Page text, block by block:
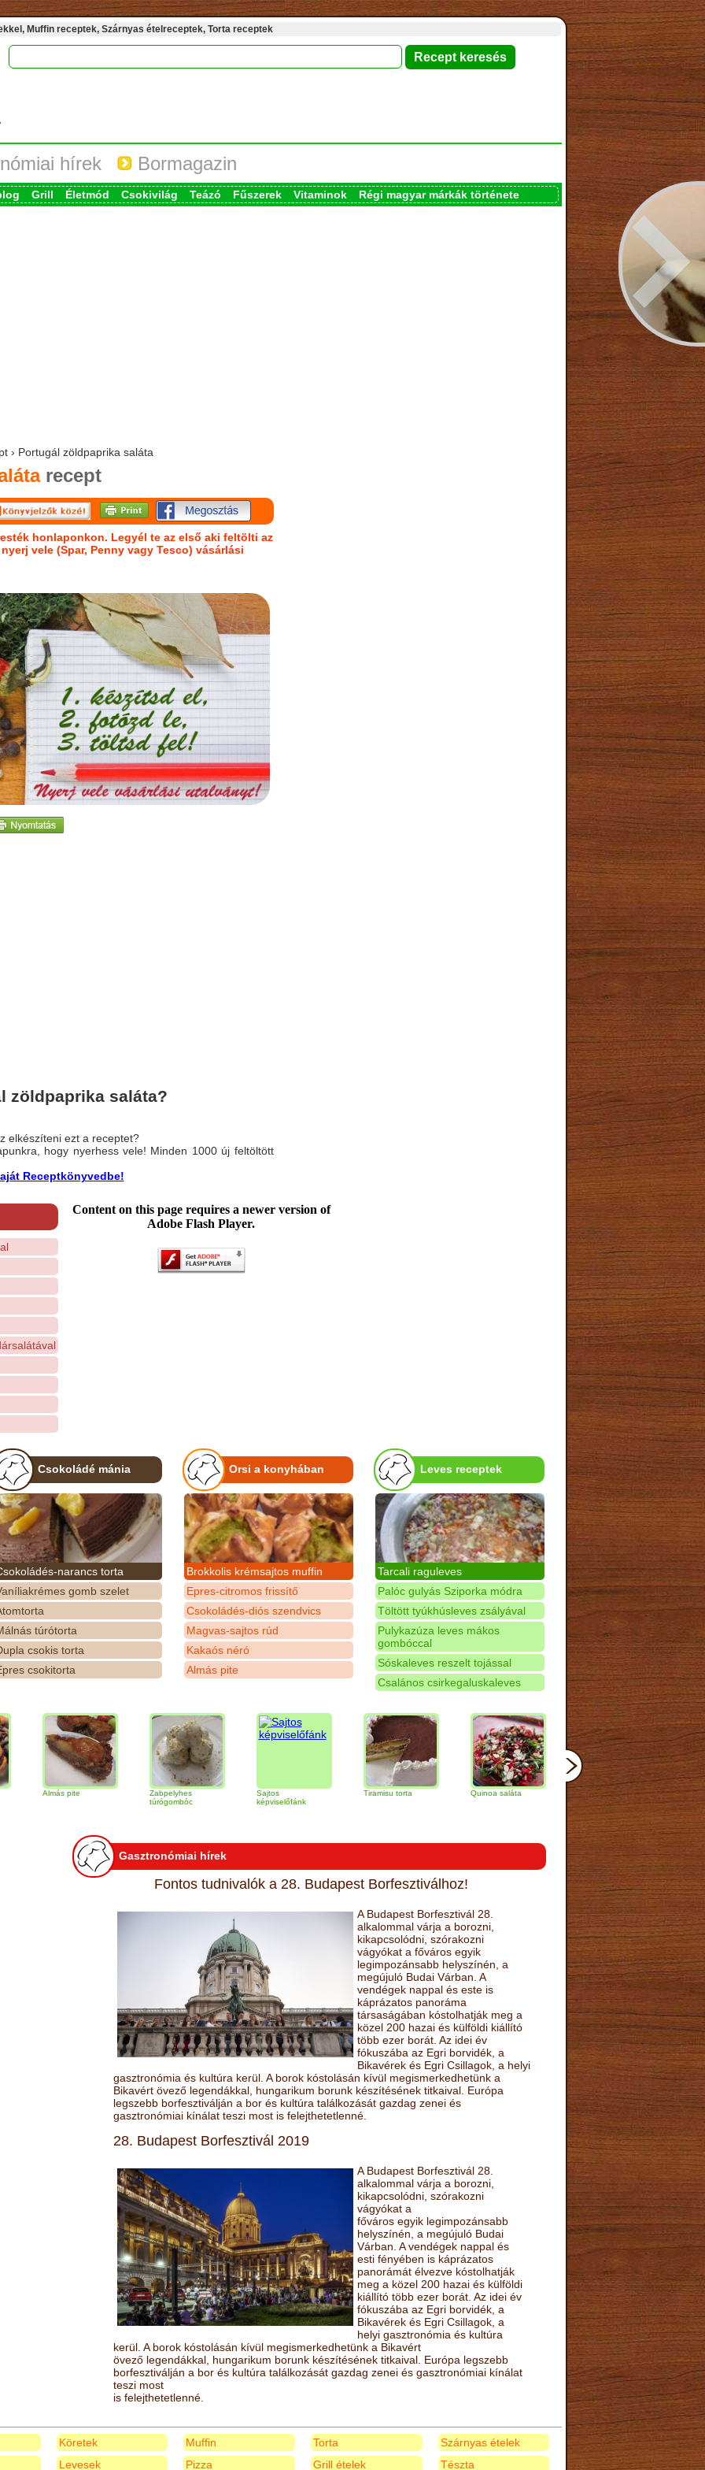
Muffin receptek, Szárnyas ételreceptek, Torta receptek
hírek Bormagazin
Grill Életmód Csokivilág Teázó Fűszerek Vitaminok Régi magyar márkák története
› Portugál zöldpaprika saláta
recept
honlaponkon. Legyél te az első aki feltölti az
vele (Spar, Penny vagy Tesco) vásárlási
zöldpaprika saláta?
elkészíteni ezt a receptet?
hogy nyerhess vele! Minden 1000 új feltöltött
Receptkönyvedbe!
Content on this page requires a newer version of
Adobe Flash Player.
Csokoládé mánia
narancs torta
gomb szelet
túrótorta
csokis torta
csokitorta
Orsi a konyhában
Brokkolis krémsajtos muffin
Epres-citromos frissítő
Csokoládés-diós szendvics
Magvas-sajtos rúd
Kakaós néró
Almás pite
Leves receptek
Tarcali raguleves
Palóc gulyás Sziporka módra
Töltött tyúkhúsleves zsályával
Pulykazúza leves mákos
gombóccal
Sóskaleves reszelt tojással
Csalános csirkegaluskaleves
Zabpelyhes
túrógombóc
képviselőfánk
Tiramisu torta Quinoa saláta
Csokoládés-
narancs torta
Gasztronómiai hírek
Fontos tudnivalók a 28. Budapest Borfesztiválhoz!
A Budapest Borfesztivál 28.
alkalommal várja a borozni,
kikapcsolódni, szórakozni
vágyókat a főváros egyik
legimpozánsabb helyszínén, a
megújuló Budai Várban. A
vendégek nappal és este is
káprázatos panoráma
társaságában kóstolhatják meg a
közel 200 hazai és külföldi kiállító
több ezer borát. Az idei év
fókuszába az Egri borvidék, a
Bikavérek és Egri Csillagok, a helyi
gasztronómia és kultúra kerül. A borok kóstolásán kívül megismerkedhetünk a
Bikavért övező legendákkal, hungarikum borunk készítésének titkaival. Európa
legszebb borfesztiválján a bor és kultúra találkozását gazdag zenei és
gasztronómiai kínálat teszi most is felejthetetlenné.
28. Budapest Borfesztivál 2019
A Budapest Borfesztivál 28.
alkalommal várja a borozni,
kikapcsolódni, szórakozni
vágyókat a
főváros egyik legimpozánsabb
helyszínén, a megújuló Budai
Várban. A vendégek nappal és
esti fényében is káprázatos
panorámát élvezve kóstolhatják
meg a közel 200 hazai és külföldi
kiállító több ezer borát. Az idei év
fókuszába az Egri borvidék, a
Bikavérek és Egri Csillagok, a
helyi gasztronómia és kultúra
kerül. A borok kóstolásán kívül megismerkedhetünk a Bikavért
övező legendákkal, hungarikum borunk készítésének titkaival. Európa legszebb
borfesztiválján a bor és kultúra találkozását gazdag zenei és gasztronómiai kínálat
teszi most
is felejthetetlenné.
Köretek
Levesek
Muffin
Pizza
Torta
Grill ételek
Szárnyas ételek
Tészta